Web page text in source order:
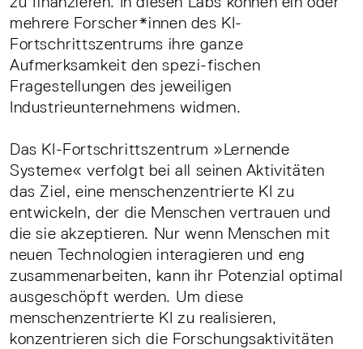
mehrere Forscher*innen des KI-
Fortschrittszentrums ihre ganze
Aufmerksamkeit den spezi-fischen
Fragestellungen des jeweiligen
Industrieunternehmens widmen.
Das KI-Fortschrittszentrum »Lernende
Systeme« verfolgt bei all seinen Aktivitäten
das Ziel, eine menschenzentrierte KI zu
entwickeln, der die Menschen vertrauen und
die sie akzeptieren. Nur wenn Menschen mit
neuen Technologien interagieren und eng
zusammenarbeiten, kann ihr Potenzial optimal
ausgeschöpft werden. Um diese
menschenzentrierte KI zu realisieren,
konzentrieren sich die Forschungsaktivitäten